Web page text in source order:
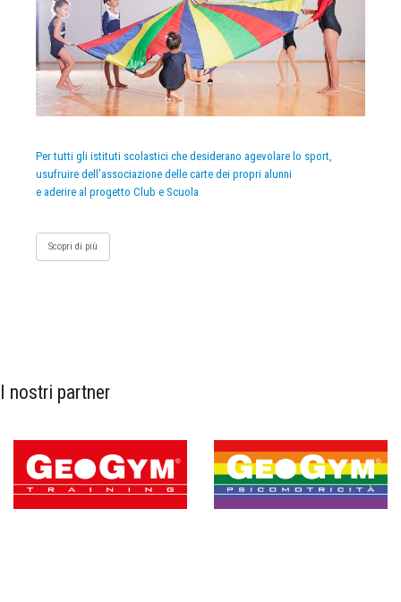
Per tutti gli istituti scolastici che desiderano agevolare lo sport,
usufruire dell’associazione delle carte dei propri alunni
e aderire al progetto Club e Scuola
Scopri di più
I nostri partner